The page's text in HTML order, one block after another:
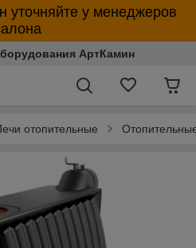
уточняйте у менеджеров
АртКамин
отопительные